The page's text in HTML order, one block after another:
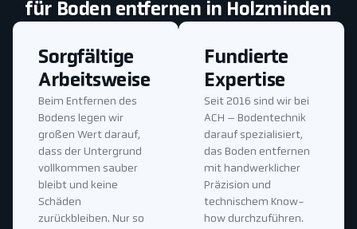
für Boden entfernen in Holzminden
Fundierte
Expertise
Seit 2016 sind wir bei
ACH – Bodentechnik
darauf spezialisiert,
das Boden entfernen
mit handwerklicher
Präzision und
technischem Know-
how durchzuführen.
Sorgfältige
Arbeitsweise
Beim Entfernen des
Bodens legen wir
großen Wert darauf,
dass der Untergrund
vollkommen sauber
bleibt und keine
Schäden
zurückbleiben. Nur so